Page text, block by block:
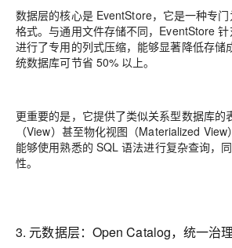
数据层的核心是 EventStore，它是一种专
格式。与通用文件存储不同，EventStore
进行了专用的列式压缩，能够显著降低存储
统数据库可节省 50% 以上。
更重要的是，它提供了类似关系型数据库的
（View）甚至物化视图（Materialized
能够使用熟悉的 SQL 语法进行复杂查询，
性。
3. 元数据层：Open Catalog，统一治